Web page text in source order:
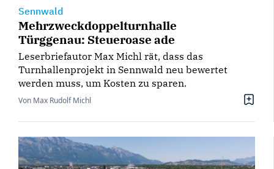
Sennwald
Mehrzweckdoppelturnhalle
Türggenau: Steueroase ade
Leserbriefautor Max Michl rät, dass das
Turnhallenprojekt in Sennwald neu bewertet
werden muss, um Kosten zu sparen.
Von Max Rudolf Michl